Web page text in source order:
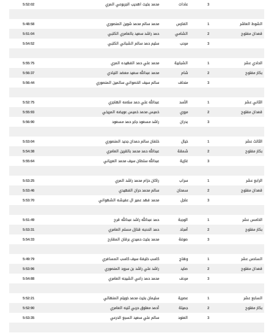
3
عادات محمد بخيت اهديب الجربوعي المري 5:52:02
الشوط العاشر 1 الفارس محمد سالم محمد شوين المنصوري
5:48:58
قعدان مفتوح
2 الشامي حمد راشد سعيد بالعامري الكتبي
5:51:04
3
مرحب سليم حمد سالم الشباني الكتبي 5:54:52
الحادي عشر 1 الشبابية محمد علي حمد الفهيده المري
5:55:75
بكار مفتوح
2 شام محمد عبدالله سعيد معضد النيادي
5:56:37
3
منحاف سالم سيف الخصواني سالمين المنصوري 5:56:44
الثاني عشر 1 الأسد عبدالله علي حمد سلامه الهاجري
5:52:75
قعدان مفتوح
2 مروي خميس محمد خميس عويضه المريخي
5:55:93
3
بدران راشد مسعود جابر حمد مسعود 5:56:90
الثالث عشر 1 خيال خلفان سالم حمدان جديد المنصوري
5:53:04
بكار مفتوح
2 شمقة عبدالله حمد محمد بالقرين العامري
5:54:38
3
غازية عبدالله سلطان سيف محمد العرياني 5:55:64
الرابع عشر 1 سراب راكان حزام محمد راشد المري
5:53:25
قعدان مفتوح
2 سمحان سالم محمد حران الفهيدي
5:53:46
3
عاجل محمد فهد عمير ال عفيشه الشهواني 5:53:70
الخامس عشر 1 الوجبة حمد عبدالله راشد عبدالله قرح
5:51:49
بكار مفتوح
2 أمجاد حمد الدحبه قنازل مسلم العامري
5:53:31
3
صوغة محمد بخيت حميدي برقان المقارح 5:54:33
السادس عشر 1 وهاج كاسب خليفة سيف كاسب المسافري
5:49:79
قعدان مفتوح
2 صايد راشد علي راشد بن سرود المنصوري
5:53:96
3
مردف محمد حمد راعي الشيجه العامري 5:54:88
السابع عشر 1 عصرية سليمان بخيت محمد خويتم المنهالي
5:52:21
بكار مفتوح
2 جميلة أحمد معتوق حربي ثنيه العامري
5:52:90
3
العنود سالم علي سعيد السبع الدرعي 5:53:35